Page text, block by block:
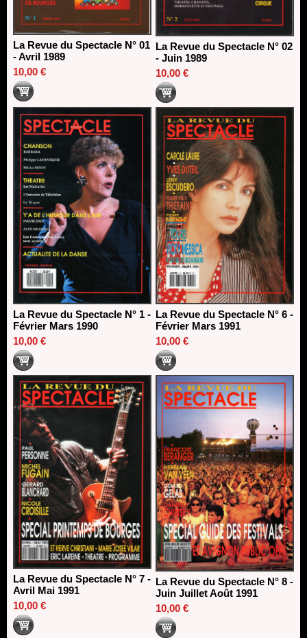
La Revue du Spectacle N° 01
- Avril 1989
10,00 €
La Revue du Spectacle N° 02
- Juin 1989
10,00 €
La Revue du Spectacle N° 1 -
Février Mars 1990
10,00 €
La Revue du Spectacle N° 6 -
Février Mars 1991
10,00 €
La Revue du Spectacle N° 7 -
Avril Mai 1991
10,00 €
La Revue du Spectacle N° 8 -
Juin Juillet Août 1991
10,00 €